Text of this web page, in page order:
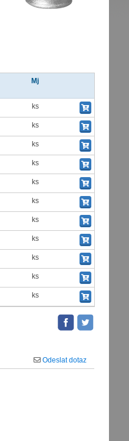
Mj
ks
ks
ks
ks
ks
ks
ks
ks
ks
ks
ks
Odeslat dotaz